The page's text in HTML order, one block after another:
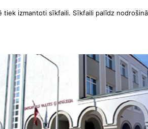
tiek izmantoti sīkfaili. Sīkfaili palīdz